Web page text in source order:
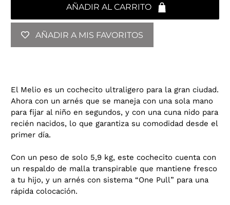
AÑADIR AL CARRITO
AÑADIR A MIS FAVORITOS
El Melio es un cochecito ultraligero para la gran ciudad.
Ahora con un arnés que se maneja con una sola mano
para fijar al niño en segundos, y con una cuna nido para
recién nacidos, lo que garantiza su comodidad desde el
primer día.
Con un peso de solo 5,9 kg, este cochecito cuenta con
un respaldo de malla transpirable que mantiene fresco
a tu hijo, y un arnés con sistema “One Pull” para una
rápida colocación.